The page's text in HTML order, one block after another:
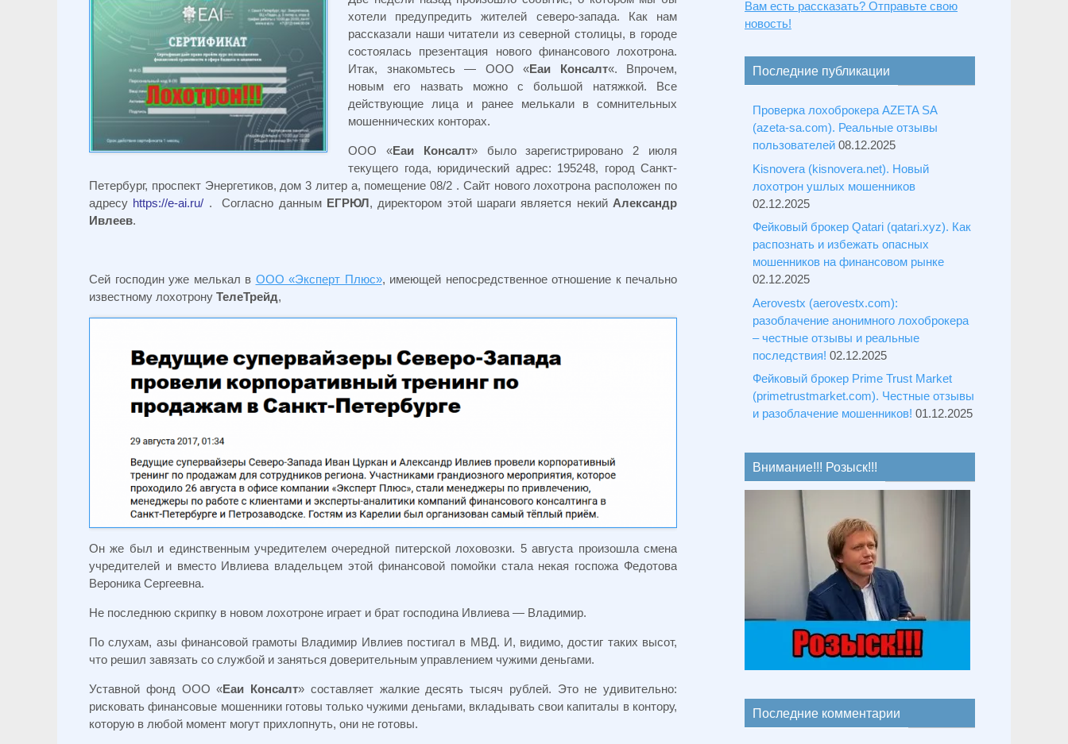
хотели предупредить жителей северо-запада. Как нам
рассказали наши читатели из северной столицы, в городе
состоялась презентация нового финансового лохотрона.
Итак, знакомьтесь — ООО «Еаи Консалт«. Впрочем,
новым его назвать можно с большой натяжкой. Все
действующие лица и ранее мелькали в сомнительных
мошеннических конторах.
ООО «Еаи Консалт» было зарегистрировано 2 июля
текущего года, юридический адрес: 195248, город Санкт-
Петербург, проспект Энергетиков, дом 3 литер а, помещение 08/2 . Сайт нового лохотрона расположен по
адресу https://e-ai.ru/ . Согласно данным ЕГРЮЛ, директором этой шараги является некий Александр
Ивлеев.
Сей господин уже мелькал в ООО «Эксперт Плюс», имеющей непосредственное отношение к печально
известному лохотрону ТелеТрейд,
Он же был и единственным учредителем очередной питерской лоховозки. 5 августа произошла смена
учредителей и вместо Ивлиева владельцем этой финансовой помойки стала некая госпожа Федотова
Вероника Сергеевна.
Не последнюю скрипку в новом лохотроне играет и брат господина Ивлиева — Владимир.
По слухам, азы финансовой грамоты Владимир Ивлиев постигал в МВД. И, видимо, достиг таких высот,
что решил завязать со службой и заняться доверительным управлением чужими деньгами.
Уставной фонд ООО «Еаи Консалт» составляет жалкие десять тысяч рублей. Это не удивительно:
рисковать финансовые мошенники готовы только чужими деньгами, вкладывать свои капиталы в контору,
которую в любой момент могут прихлопнуть, они не готовы.
Вам есть рассказать? Отправьте свою
новость!
Последние публикации
Проверка лохоброкера AZETA SA
(azeta-sa.com). Реальные отзывы
пользователей 08.12.2025
Kisnovera (kisnovera.net). Новый
лохотрон ушлых мошенников
02.12.2025
Фейковый брокер Qatari (qatari.xyz). Как
распознать и избежать опасных
мошенников на финансовом рынке
02.12.2025
Aerovestx (aerovestx.com):
разоблачение анонимного лохоброкера
– честные отзывы и реальные
последствия! 02.12.2025
Фейковый брокер Prime Trust Market
(primetrustmarket.com). Честные отзывы
и разоблачение мошенников! 01.12.2025
Внимание!!! Розыск!!!
Последние комментарии